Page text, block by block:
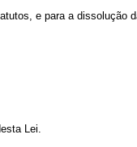
e para a dissolução
Lei.